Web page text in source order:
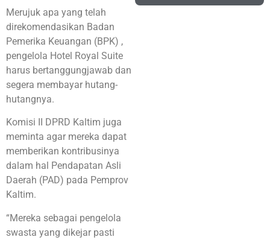
Merujuk apa yang telah
direkomendasikan Badan
Pemerika Keuangan (BPK) ,
pengelola Hotel Royal Suite
harus bertanggungjawab dan
segera membayar hutang-
hutangnya.
Komisi II DPRD Kaltim juga
meminta agar mereka dapat
memberikan kontribusinya
dalam hal Pendapatan Asli
Daerah (PAD) pada Pemprov
Kaltim.
“Mereka sebagai pengelola
swasta yang dikejar pasti